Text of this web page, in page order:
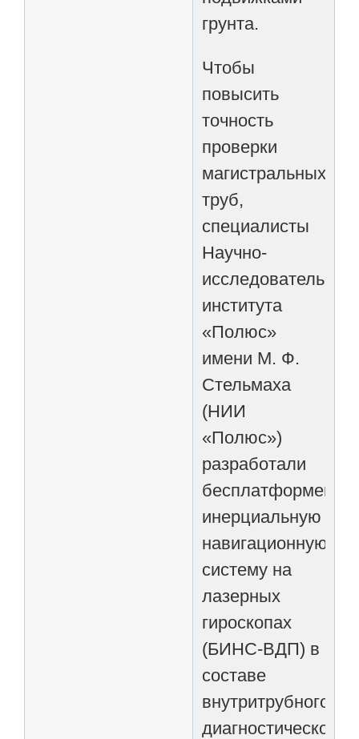
грунта.
Чтобы
повысить
точность
проверки
магистральных
труб,
специалисты
Научно-
института
«Полюс»
имени М. Ф.
Стельмаха
(НИИ
«Полюс»)
разработали
инерциальную
навигационную
систему на
лазерных
гироскопах
(БИНС-ВДП) в
составе
внутритрубного
диагностического